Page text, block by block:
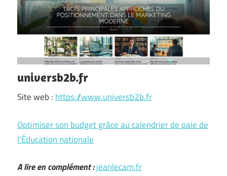
universb2b.fr
Site web : https://www.universb2b.fr
Optimiser son budget grâce au calendrier de paie de
l’Éducation nationale
A lire en complément :jeanlecam.fr